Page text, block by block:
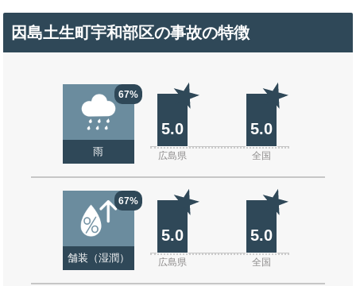
因島土生町宇和部区の事故の特徴
67%
雨
5.0 5.0
広島県 全国
67%
舗装（湿潤）
5.0 5.0
広島県 全国